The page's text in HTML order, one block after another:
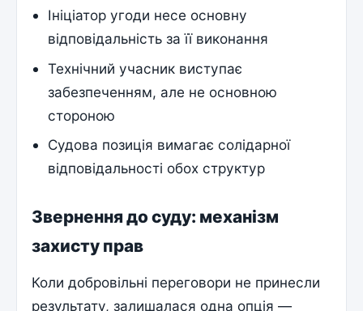
Ініціатор угоди несе основну
відповідальність за її виконання
Технічний учасник виступає
забезпеченням, але не основною
стороною
Судова позиція вимагає солідарної
відповідальності обох структур
Звернення до суду: механізм
захисту прав
Коли добровільні переговори не принесли
результату, залишалася одна опція —